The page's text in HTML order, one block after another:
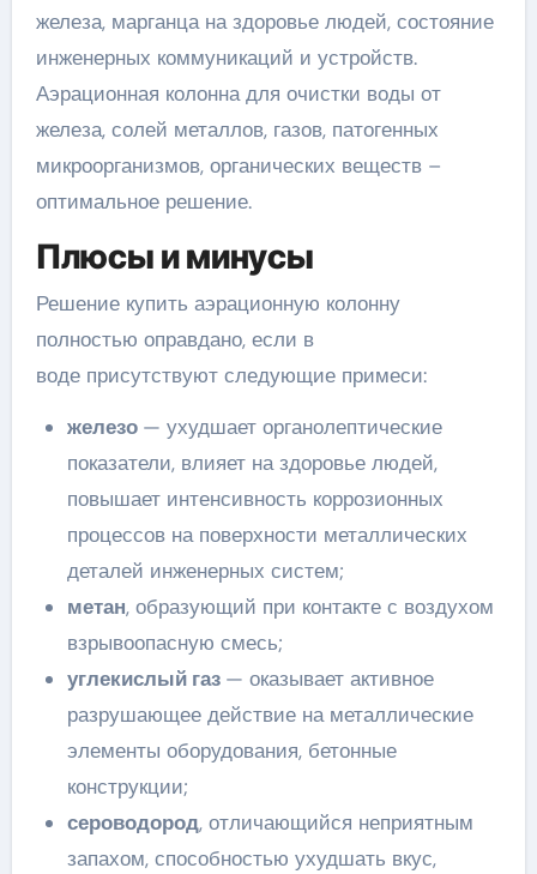
железа, марганца на здоровье людей, состояние
инженерных коммуникаций и устройств.
Аэрационная колонна для очистки воды от
железа, солей металлов, газов, патогенных
микроорганизмов, органических веществ –
оптимальное решение.
Плюсы и минусы
Решение купить аэрационную колонну
полностью оправдано, если в
воде присутствуют следующие примеси:
железо — ухудшает органолептические
показатели, влияет на здоровье людей,
повышает интенсивность коррозионных
процессов на поверхности металлических
деталей инженерных систем;
метан, образующий при контакте с воздухом
взрывоопасную смесь;
углекислый газ — оказывает активное
разрушающее действие на металлические
элементы оборудования, бетонные
конструкции;
сероводород, отличающийся неприятным
запахом, способностью ухудшать вкус,